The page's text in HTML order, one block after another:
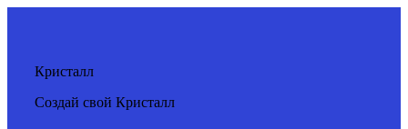
Кристалл
Создай свой Кристалл